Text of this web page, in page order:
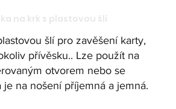
šlí pro zavěšení karty,
přívěsku.. Lze použít na
otvorem nebo se
je na nošení příjemná a jemná.